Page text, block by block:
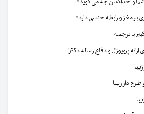
بر مغز و رابطه جنسی دارد؟
با ترجمه
پروپوزال و دفاع رساله دکترا
دار زیبا